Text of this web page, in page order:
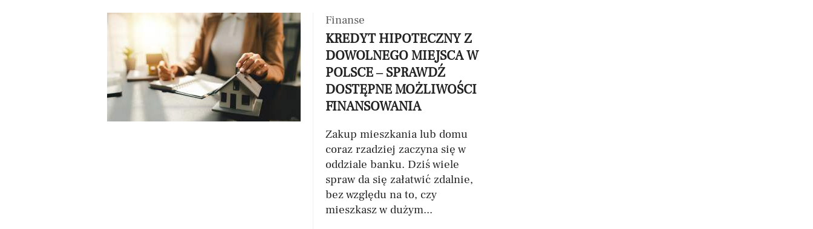
Finanse
KREDYT HIPOTECZNY Z
DOWOLNEGO MIEJSCA W
POLSCE – SPRAWDŹ
DOSTĘPNE MOŻLIWOŚCI
FINANSOWANIA
Zakup mieszkania lub domu
coraz rzadziej zaczyna się w
oddziale banku. Dziś wiele
spraw da się załatwić zdalnie,
bez względu na to, czy
mieszkasz w dużym...